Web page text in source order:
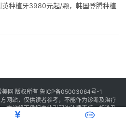
种植牙3980元起/颗，韩国登腾种植
网 版权所有 鲁ICP备05003064号-1
网站，仅供读者参考，不能作为诊断及治疗
本站将不承担由此引起的法律责任。如涉及
联系我们